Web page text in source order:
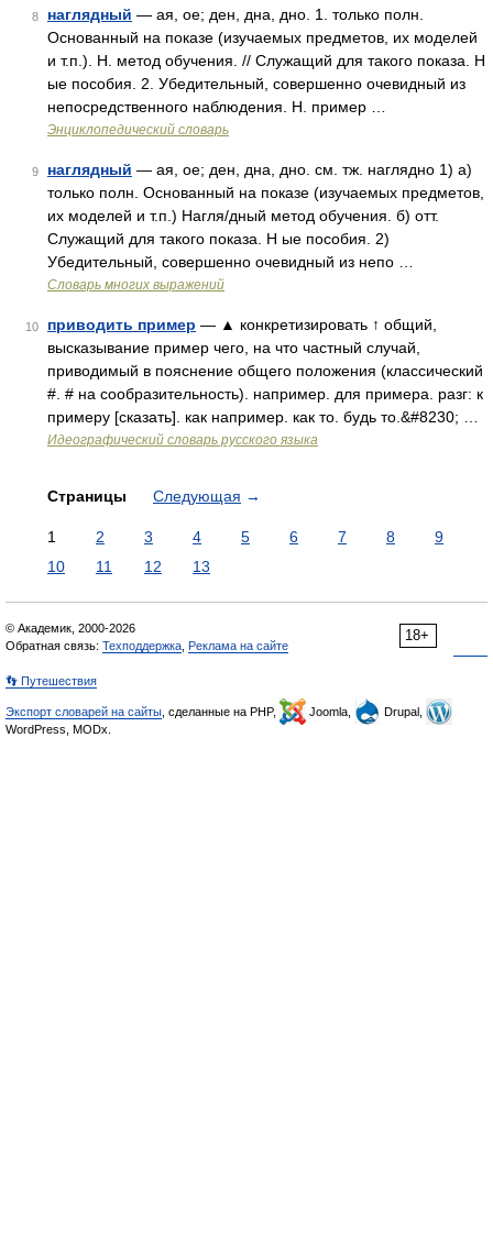
8 наглядный — ая, ое; ден, дна, дно. 1. только полн.
Основанный на показе (изучаемых предметов, их моделей
и т.п.). Н. метод обучения. // Служащий для такого показа. Н
ые пособия. 2. Убедительный, совершенно очевидный из
непосредственного наблюдения. Н. пример …
Энциклопедический словарь
9 наглядный — ая, ое; ден, дна, дно. см. тж. наглядно 1) а)
только полн. Основанный на показе (изучаемых предметов,
их моделей и т.п.) Нагля/дный метод обучения. б) отт.
Служащий для такого показа. Н ые пособия. 2)
Убедительный, совершенно очевидный из непо …
Словарь многих выражений
10 приводить пример — ▲ конкретизировать ↑ общий,
высказывание пример чего, на что частный случай,
приводимый в пояснение общего положения (классический
#. # на сообразительность). например. для примера. разг: к
примеру [сказать]. как например. как то. будь то.&#8230; …
Идеографический словарь русского языка
Страницы Следующая →
1 2 3 4 5 6 7 8
9
10
11 12 13
18+
© Академик, 2000-2026
Обратная связь: Техподдержка Реклама на сайте
👣 Путешествия
Экспорт словарей на сайты , сделанные на PHP, Joomla,
Drupal,
WordPress, MODx.